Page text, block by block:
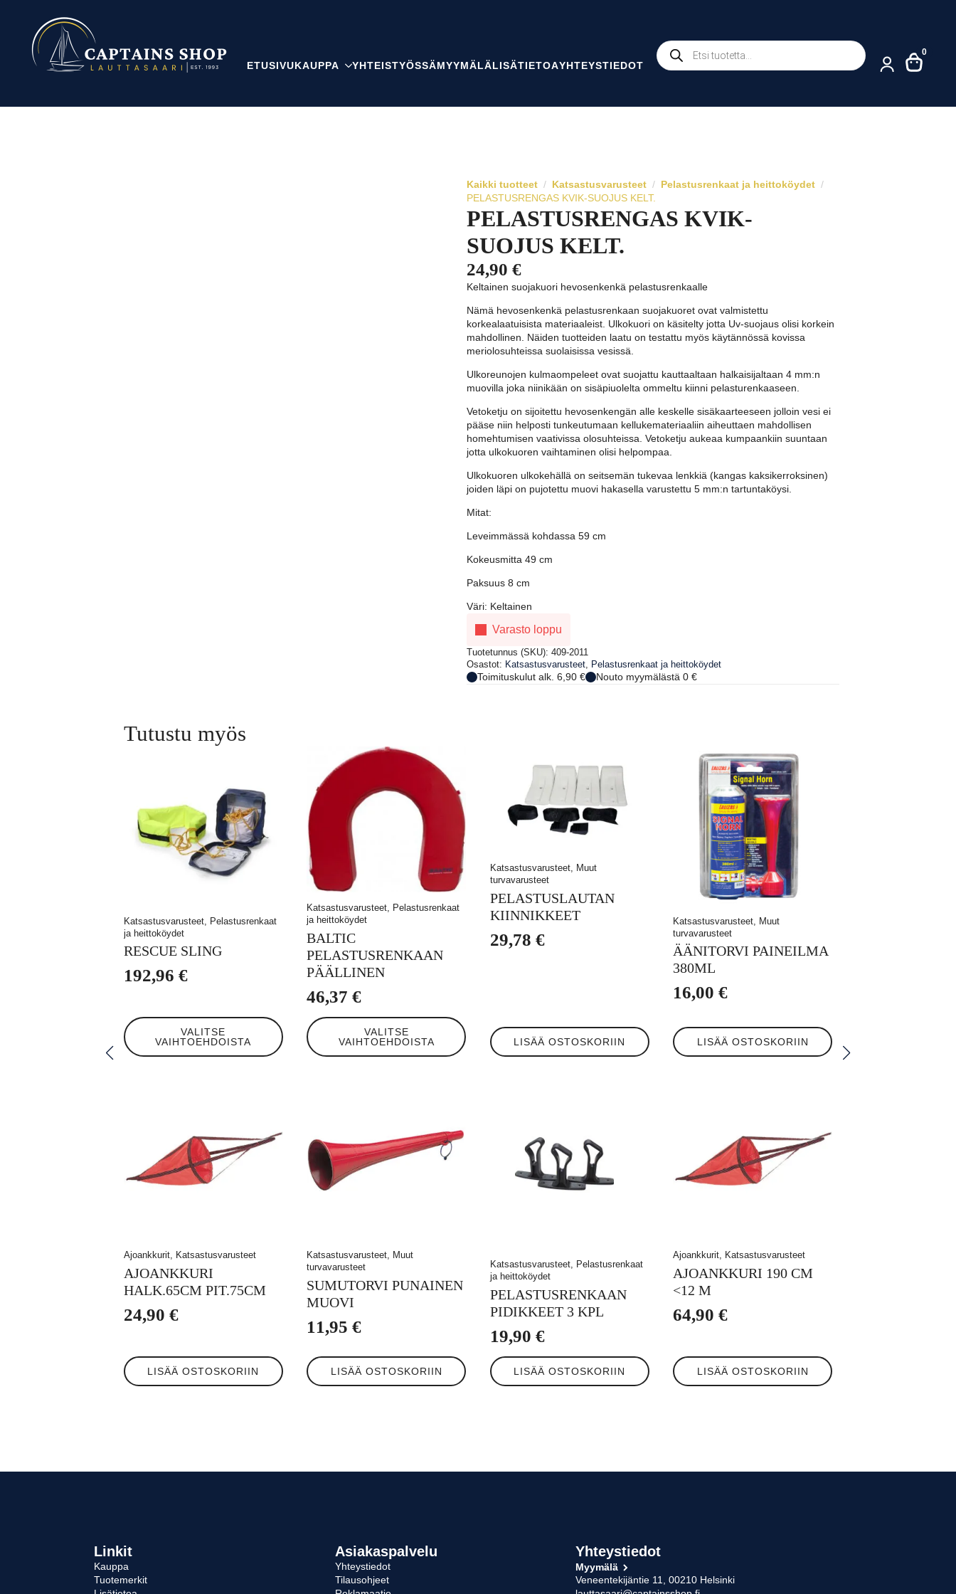
ETUSIVUKAUPPA YHTEISTYÖSSÄMYYMÄLÄLISÄTIETOAYHTEYSTIEDOT
Products
search
0
Kaikki tuotteet Katsastusvarusteet
Pelastusrenkaat ja heittoköydet
PELASTUSRENGAS KVIK-SUOJUS KELT.
PELASTUSRENGAS KVIK-
SUOJUS KELT.
24,90 €
Keltainen suojakuori hevosenkenkä pelastusrenkaalle
Nämä hevosenkenkä pelastusrenkaan suojakuoret ovat valmistettu
korkealaatuisista materiaaleist. Ulkokuori on käsitelty jotta Uv-suojaus olisi korkein
mahdollinen. Näiden tuotteiden laatu on testattu myös käytännössä kovissa
meriolosuhteissa suolaisissa vesissä.
Ulkoreunojen kulmaompeleet ovat suojattu kauttaaltaan halkaisijaltaan 4 mm:n
muovilla joka niinikään on sisäpiuolelta ommeltu kiinni pelasturenkaaseen.
Vetoketju on sijoitettu hevosenkengän alle keskelle sisäkaarteeseen jolloin vesi ei
pääse niin helposti tunkeutumaan kellukemateriaaliin aiheuttaen mahdollisen
homehtumisen vaativissa olosuhteissa. Vetoketju aukeaa kumpaankiin suuntaan
jotta ulkokuoren vaihtaminen olisi helpompaa.
Ulkokuoren ulkokehällä on seitsemän tukevaa lenkkiä (kangas kaksikerroksinen)
joiden läpi on pujotettu muovi hakasella varustettu 5 mm:n tartuntaköysi.
Mitat:
Leveimmässä kohdassa 59 cm
Kokeusmitta 49 cm
Paksuus 8 cm
Väri: Keltainen
Varasto loppu
Tuotetunnus (SKU): 409-2011
Osastot: Katsastusvarusteet, Pelastusrenkaat ja heittoköydet
Toimituskulut alk. 6,90 € Nouto myymälästä 0 €
Tutustu myös
Katsastusvarusteet, Pelastusrenkaat
ja heittoköydet
RESCUE SLING
192,96 €
VALITSE
VAIHTOEHDOISTA
Tällä
tuotteella
on
Katsastusvarusteet, Pelastusrenkaat
ja heittoköydet
BALTIC
PELASTUSRENKAAN
PÄÄLLINEN
46,37€
VALITSE
VAIHTOEHDOISTA
Tällä
tuotteella
on
sivulla.
Katsastusvarusteet, Muut
turvavarusteet
PELASTUSLAUTAN
KIINNIKKEET
29,78 €
LISÄÄ OSTOSKORIIN
Katsastusvarusteet, Muut
turvavarusteet
ÄÄNITORVI PAINEILMA
380ML
16,00€
LISÄÄ OSTOSKORIIN
Ajoankkurit, Katsastusvarusteet
AJOANKKURI
HALK.65CM PIT.75CM
24,90 €
LISÄÄ OSTOSKORIIN
Katsastusvarusteet, Muut
turvavarusteet
SUMUTORVI PUNAINEN
MUOVI
11,95€
LISÄÄ OSTOSKORIIN
Katsastusvarusteet, Pelastusrenkaat
ja heittoköydet
PELASTUSRENKAAN
PIDIKKEET 3 KPL
19,90 €
LISÄÄ OSTOSKORIIN
Ajoankkurit, Katsastusvarusteet
AJOANKKURI 190 CM
<12 M
64,90€
LISÄÄ OSTOSKORIIN
Linkit
Kauppa
Tuotemerkit
Asiakaspalvelu
Yhteystiedot
Tilausohjeet
Yhteystiedot
Myymälä
Veneentekijäntie 11, 00210 Helsinki